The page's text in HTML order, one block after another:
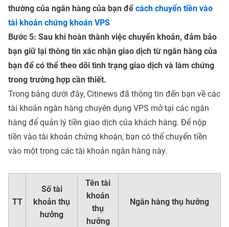
thường của ngân hàng của bạn để cách chuyển tiền vào
tài khoản chứng khoán VPS
Bước 5: Sau khi hoàn thành việc chuyển khoản, đảm bảo
bạn giữ lại thông tin xác nhận giao dịch từ ngân hàng của
bạn để có thể theo dõi tình trạng giao dịch và làm chứng
trong trường hợp cần thiết.
Trong bảng dưới đây, Citinews đã thông tin đến bạn về các
tài khoản ngân hàng chuyên dụng VPS mở tại các ngân
hàng để quản lý tiền giao dịch của khách hàng. Để nộp
tiền vào tài khoản chứng khoán, bạn có thể chuyển tiền
vào một trong các tài khoản ngân hàng này.
TT
Số tài
khoản thụ
hưởng
Tên tài
khoản
thụ
hưởng
Ngân hàng thụ hưởng